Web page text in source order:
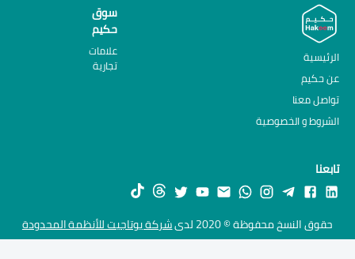
الرئيسية
عن حكيم
تواصل معنا
الشروط و الخصوصية
سوق
حكيم
علامات
تجارية
تابعنا
حقوق النسخ محفوظة © 2020 لدى شركة يوتاجيت للأنظمة المحدودة